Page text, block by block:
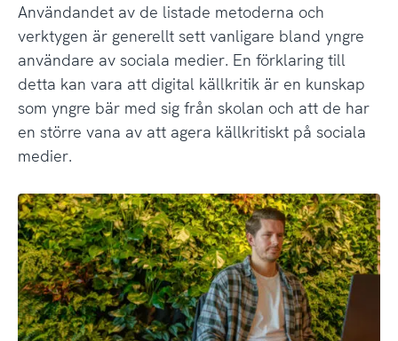
Användandet av de listade metoderna och
verktygen är generellt sett vanligare bland yngre
användare av sociala medier. En förklaring till
detta kan vara att digital källkritik är en kunskap
som yngre bär med sig från skolan och att de har
en större vana av att agera källkritiskt på sociala
medier.